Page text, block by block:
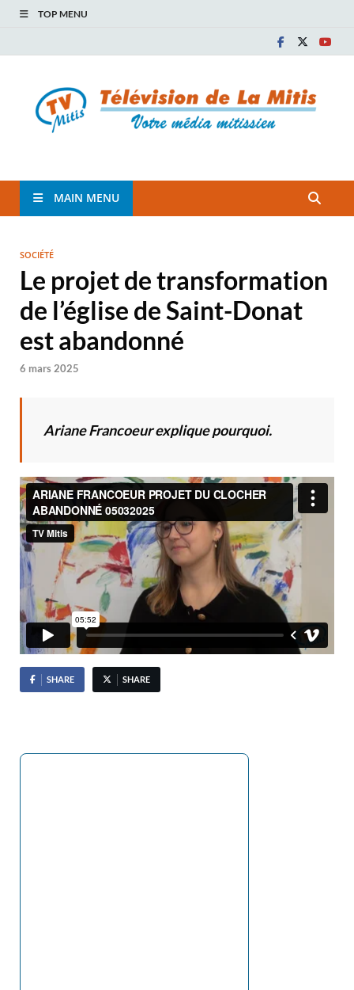
TOP MENU
TVM
MAIN MENU
SOCIÉTÉ
Le projet de transformation
de l’église de Saint-Donat
est abandonné
6 mars 2025
Ariane Francoeur explique pourquoi.
SHARE SHARE